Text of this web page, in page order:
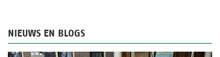
NIEUWS EN BLOGS